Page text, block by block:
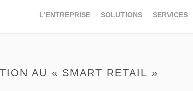
L’ENTREPRISE SOLUTIONS SERVICES
AU « SMART RETAIL »